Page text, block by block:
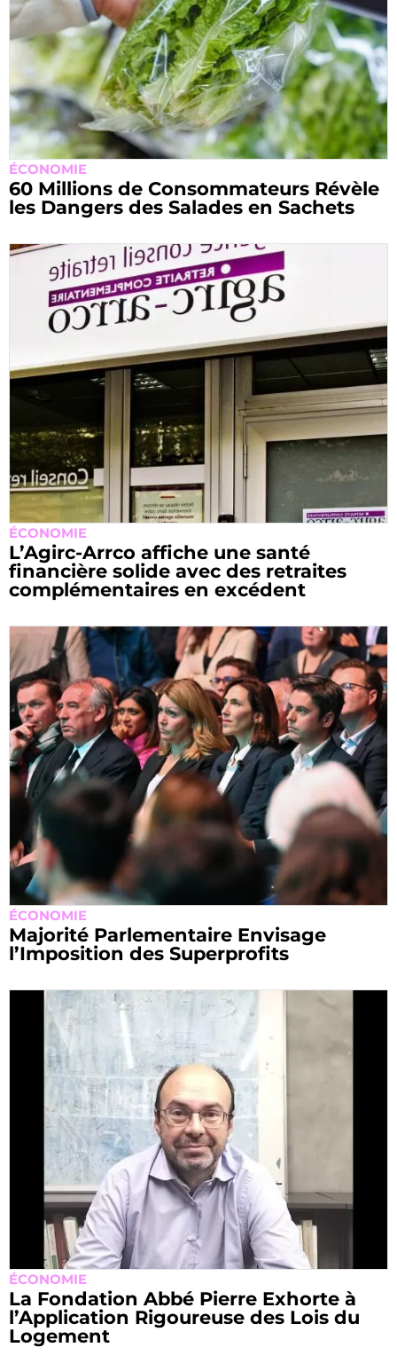
ÉCONOMIE
60 Millions de Consommateurs Révèle
les Dangers des Salades en Sachets
ÉCONOMIE
L’Agirc-Arrco affiche une santé
financière solide avec des retraites
complémentaires en excédent
ÉCONOMIE
Majorité Parlementaire Envisage
l’Imposition des Superprofits
ÉCONOMIE
La Fondation Abbé Pierre Exhorte à
l’Application Rigoureuse des Lois du
Logement